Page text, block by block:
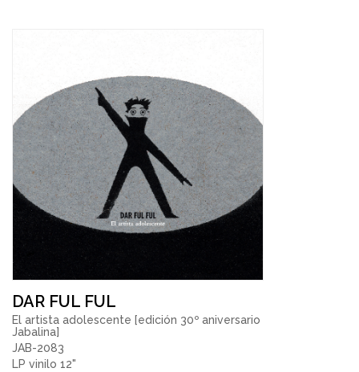
DAR FUL FUL
El artista adolescente [edición 30º aniversario
Jabalina]
JAB-2083
LP vinilo 12"